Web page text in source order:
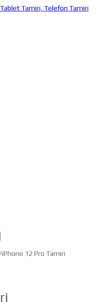
/iPhone 12 Pro Tamiri